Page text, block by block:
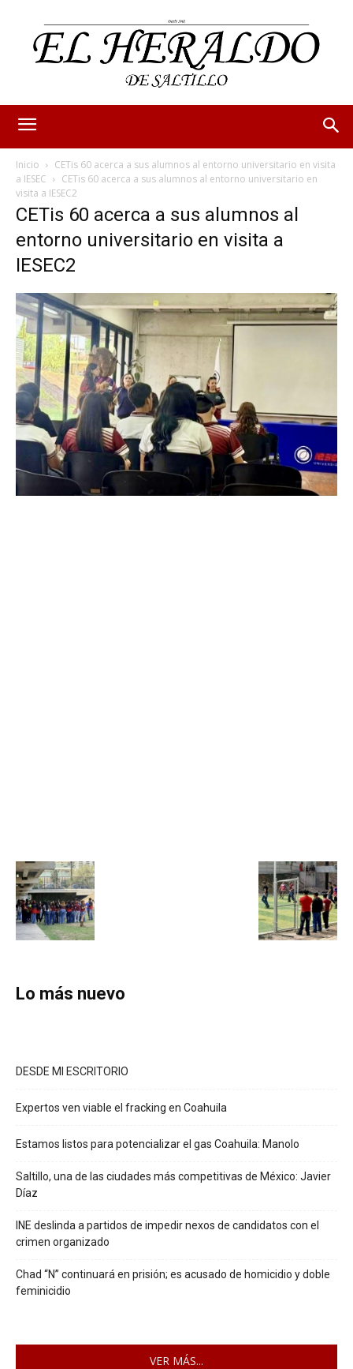
Inicio
CETis 60 acerca a sus alumnos al entorno universitario en visita
a IESEC
CETis 60 acerca a sus alumnos al entorno universitario en
visita a IESEC2
CETis 60 acerca a sus alumnos al
entorno universitario en visita a
IESEC2
Lo más nuevo
DESDE MI ESCRITORIO
Expertos ven viable el fracking en Coahuila
Estamos listos para potencializar el gas Coahuila: Manolo
Saltillo, una de las ciudades más competitivas de México: Javier
Díaz
INE deslinda a partidos de impedir nexos de candidatos con el
crimen organizado
Chad “N” continuará en prisión; es acusado de homicidio y doble
feminicidio
VER MÁS...